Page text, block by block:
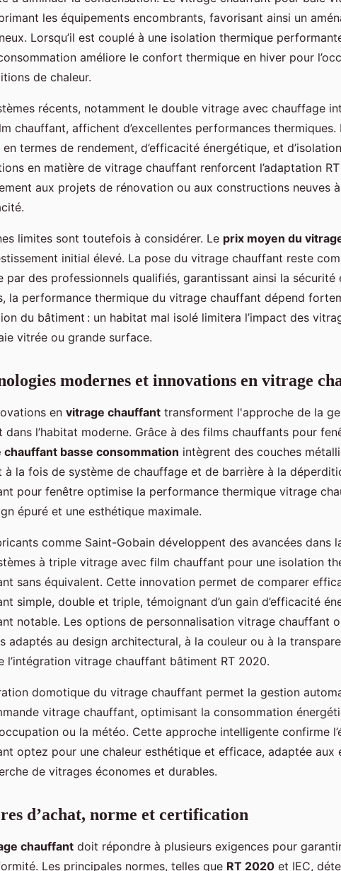
les équipements encombrants, favorisant ainsi un
Lorsqu’il est couplé à une isolation thermique
améliore le confort thermique en hiver pour
de chaleur.
récents, notamment le double vitrage avec chauffage
chauffant, affichent d’excellentes performances thermiques.
termes de rendement, d’efficacité énergétique, et
en matière de vitrage chauffant renforcent l’adaptation
aux projets de rénovation ou aux constructions neuves
limites sont toutefois à considérer. Le prix moyen du
initial élevé. La pose du vitrage chauffant reste
par des professionnels qualifiés, garantissant ainsi la sécurité
la performance thermique du vitrage chauffant dépend
du bâtiment : un habitat mal isolé limitera l’impact des
vitrée ou grande surface.
modernes et innovations en vitrage
en vitrage chauffant transforment l'approche de la
l’habitat moderne. Grâce à des films chauffants pour
chauffant basse consommation intègrent des couches
à la fois de système de chauffage et de barrière à la
pour fenêtre optimise la performance thermique vitrage
épuré et une esthétique maximale.
comme Saint-Gobain développent des avancées dans
à triple vitrage avec film chauffant pour une isolation
sans équivalent. Cette innovation permet de comparer
simple, double et triple, témoignant d’un gain d’efficacité
notable. Les options de personnalisation vitrage chauffant
adaptés au design architectural, à la couleur ou à la
l’intégration vitrage chauffant bâtiment RT 2020.
domotique du vitrage chauffant permet la gestion
vitrage chauffant, optimisant la consommation
ou la météo. Cette approche intelligente confirme
optez pour une chaleur esthétique et efficace, adaptée aux
de vitrages économes et durables.
d’achat, norme et certification
chauffant doit répondre à plusieurs exigences pour
Les principales normes, telles que RT 2020 et IEC,